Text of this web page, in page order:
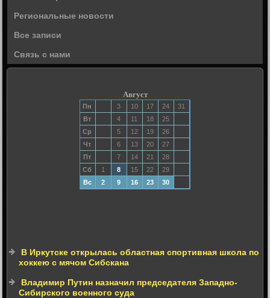
Региональные новости
Все записи
Связь с нами
Август
Пн 3 10 17 24
31
Вт
4 11 18
25
Ср
5 12 19
26
Чт
6 13 20
27
Пт
7 14 21
28
Сб
1 8 15 22
29
Вс
2 9 16 23 30
В Иркутске открылась областная спортивная школа по
хоккею с мячом Сибскана
Владимир Путин назначил председателя Западно-
Сибирского военного суда